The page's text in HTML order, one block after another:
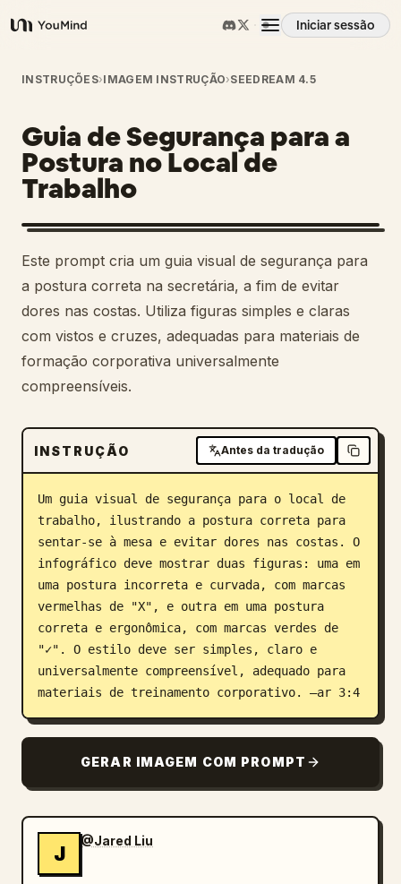
YouMind
Iniciar sessão
Visão geral
Casos de uso
Habilidades
Prompts
Preços
Transferir
Blogue
INSTRUÇÕES›IMAGEM INSTRUÇÃO›SEEDREAM 4.5
Guia de Segurança para a
Postura no Local de
Trabalho
Este prompt cria um guia visual de segurança para
a postura correta na secretária, a fim de evitar
dores nas costas. Utiliza figuras simples e claras
com vistos e cruzes, adequadas para materiais de
formação corporativa universalmente
compreensíveis.
INSTRUÇÃO Antes da tradução
Um guia visual de segurança para o local de
trabalho, ilustrando a postura correta para
sentar-se à mesa e evitar dores nas costas. O
infográfico deve mostrar duas figuras: uma em
uma postura incorreta e curvada, com marcas
vermelhas de "X", e outra em uma postura
correta e ergonômica, com marcas verdes de
"✓". O estilo deve ser simples, claro e
universalmente compreensível, adequado para
materiais de treinamento corporativo. –ar 3:4
GERAR IMAGEM COM PROMPT
J
@Jared Liu